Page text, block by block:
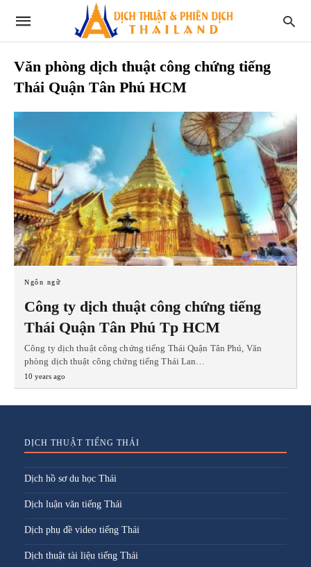
Văn phòng dịch thuật công chứng tiếng
Thái Quận Tân Phú HCM
Ngôn ngữ
Công ty dịch thuật công chứng tiếng
Thái Quận Tân Phú Tp HCM
Công ty dịch thuật công chứng tiếng Thái Quận Tân Phú, Văn
phòng dịch thuật công chứng tiếng Thái Lan…
10 years ago
DỊCH THUẬT TIẾNG THÁI
Dịch hồ sơ du học Thái
Dịch luận văn tiếng Thái
Dịch phụ đề video tiếng Thái
Dịch thuật tài liệu tiếng Thái